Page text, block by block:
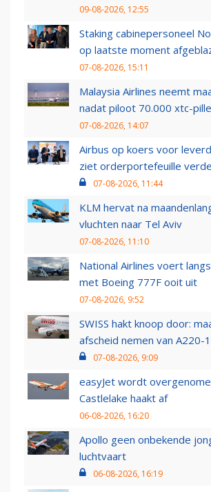
09-08-2026, 12:55
Staking cabinepersoneel
op laatste moment
07-08-2026, 15:11
Malaysia Airlines neemt
nadat piloot 70.000 xtc-
07-08-2026, 14:07
Airbus op koers voor
ziet orderportefeuille
07-08-2026, 11:44
KLM hervat na
vluchten naar Tel Aviv
07-08-2026, 11:10
National Airlines voert
met Boeing 777F ooit uit
07-08-2026, 9:52
SWISS hakt knoop door:
afscheid nemen van A220-
07-08-2026, 9:09
easyJet wordt
Castlelake haakt af
06-08-2026, 16:20
Apollo geen onbekende
luchtvaart
06-08-2026, 16:19